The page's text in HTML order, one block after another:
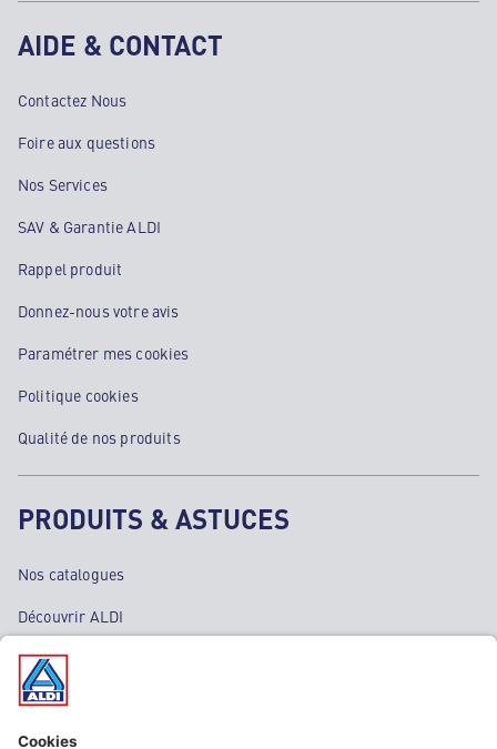
AIDE & CONTACT
Contactez Nous
Foire aux questions
Nos Services
SAV & Garantie ALDI
Rappel produit
Donnez-nous votre avis
Paramétrer mes cookies
Politique cookies
Qualité de nos produits
PRODUITS & ASTUCES
Nos catalogues
Découvrir ALDI
Nos bons plans
Nos rayons
Nos marques